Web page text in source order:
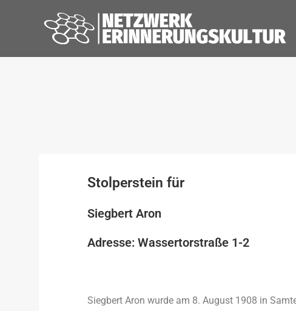
Stolperstein für
Siegbert Aron
Adresse: Wassertorstraße 1-2
Siegbert Aron wurde am 8. August 1908 in